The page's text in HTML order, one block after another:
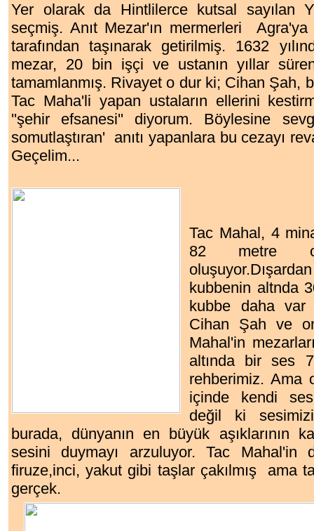
Yer olarak da Hintlilerce kutsal sayılan
seçmiş. Anıt Mezar'ın mermerleri
tarafından taşınarak getirilmiş. 1632
mezar, 20 bin işçi ve ustanın yıllar
tamamlanmış. Rivayet o dur ki; Cihan Şah,
Tac Maha'li yapan ustaların ellerini
''şehir efsanesi'' diyorum. Böylesine
somutlaştıran' anıtı yapanlara bu cezayı
Geçelim...
Tac Mahal, 4
82 metre
kubbenin altnda
kubbe daha var
Cihan Şah ve
Mahal'in
altında bir ses 7
rehberimiz. Ama
içinde kendi
değil ki
burada, dünyanın en büyük aşıklarının
sesini duymayı arzuluyor.Tac Mahal'in
firuze,inci, yakut gibi taşlar çakılmış ama
gerçek.